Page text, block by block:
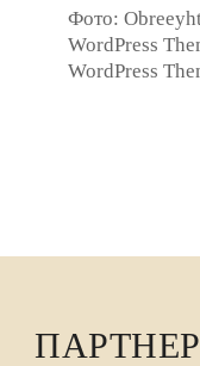
Фото:
WordPress
WordPress